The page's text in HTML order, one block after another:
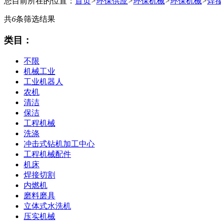
共6条筛选结果
类目：
不限
机械工业
工业机器人
农机
清洁
保洁
工程机械
洗涤
冲击式钻机加工中心
工程机械配件
机床
焊接切割
内燃机
磨料磨具
立体式水洗机
压实机械